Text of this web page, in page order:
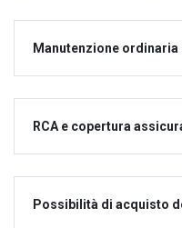
Manutenzione
RCA e copertura
Possibilità di acquisto